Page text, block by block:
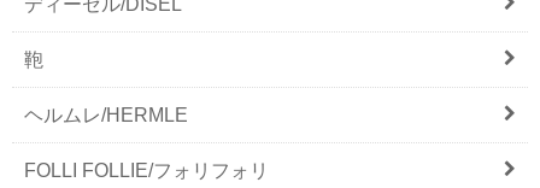
鞄
ヘルムレ/HERMLE
FOLLI FOLLIE/フォリフォリ